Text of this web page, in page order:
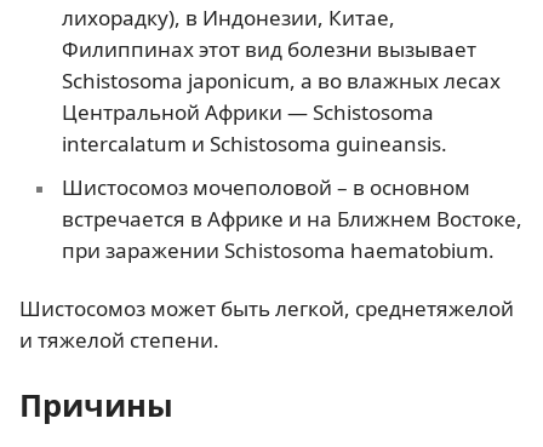
лихорадку), в Индонезии, Китае,
Филиппинах этот вид болезни вызывает
Schistosoma japonicum, а во влажных лесах
Центральной Африки — Schistosoma
intercalatum и Schistosoma guineansis.
Шистосомоз мочеполовой – в основном
встречается в Африке и на Ближнем Востоке,
при заражении Schistosoma haematobium.
Шистосомоз может быть легкой, среднетяжелой
и тяжелой степени.
Причины